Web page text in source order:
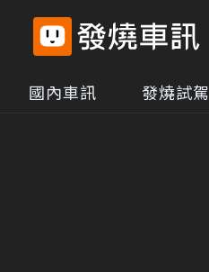
國內車訊 發燒試駕